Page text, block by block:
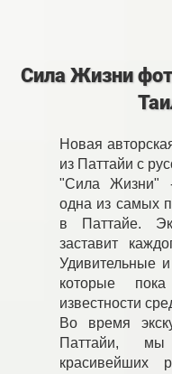
Сила Жизни
Новая
из Паттайи с
"Сила Жизни"
одна из самых
в Паттайе.
заставит
Удивительные
которые
известности
Во время
Паттайи, мы
красивейших